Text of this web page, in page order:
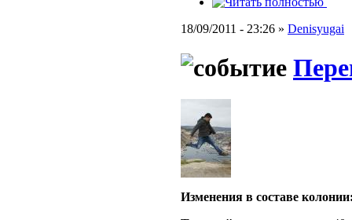
18/09/2011 - 23:26 » Denisyugai
Изменения в составе